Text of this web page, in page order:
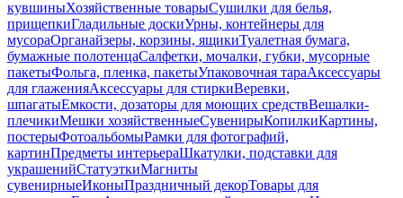
кувшиныХозяйственные товарыСушилки для белья,
прищепкиГладильные доскиУрны, контейнеры для
мусораОрганайзеры, корзины, ящикиТуалетная бумага,
бумажные полотенцаСалфетки, мочалки, губки, мусорные
пакетыФольга, пленка, пакетыУпаковочная тараАксессуары
для глаженияАксессуары для стиркиВеревки,
шпагатыЕмкости, дозаторы для моющих средствВешалки-
плечикиМешки хозяйственныеСувенирыКопилкиКартины,
постерыФотоальбомыРамки для фотографий,
картинПредметы интерьераШкатулки, подставки для
украшенийСтатуэткиМагниты
сувенирныеИконыПраздничный декорТовары для